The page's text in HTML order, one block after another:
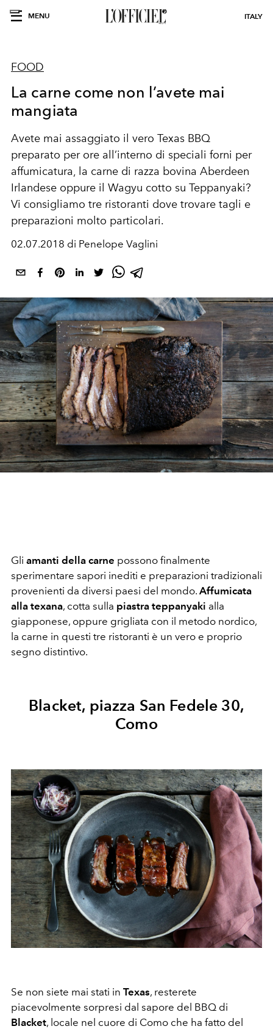
MENU ITALY
FOOD
La carne come non l’avete mai
mangiata
Avete mai assaggiato il vero Texas BBQ
preparato per ore all’interno di speciali forni per
affumicatura, la carne di razza bovina Aberdeen
Irlandese oppure il Wagyu cotto su Teppanyaki?
Vi consigliamo tre ristoranti dove trovare tagli e
preparazioni molto particolari.
02.07.2018 di Penelope Vaglini
Gli amanti della carne possono finalmente
sperimentare sapori inediti e preparazioni tradizionali
provenienti da diversi paesi del mondo. Affumicata
alla texana, cotta sulla piastra teppanyaki alla
giapponese, oppure grigliata con il metodo nordico,
la carne in questi tre ristoranti è un vero e proprio
segno distintivo.
Blacket, piazza San Fedele 30,
Como
Se non siete mai stati in Texas, resterete
piacevolmente sorpresi dal sapore del BBQ di
Blacket, locale nel cuore di Como che ha fatto del